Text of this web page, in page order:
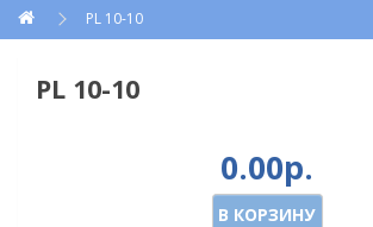
PL 10-10
PL 10-10
0.00р.
В КОРЗИНУ